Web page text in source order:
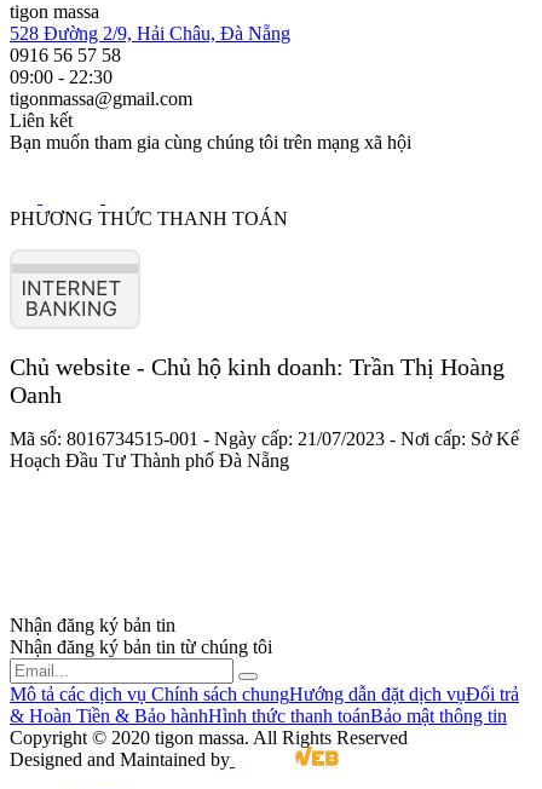
tigon massa
528 Đường 2/9, Hải Châu, Đà Nẵng
0916 56 57 58
09:00 - 22:30
tigonmassa@gmail.com
Liên kết
Bạn muốn tham gia cùng chúng tôi trên mạng xã hội
PHƯƠNG THỨC THANH TOÁN
Chủ website - Chủ hộ kinh doanh: Trần Thị Hoàng
Oanh
Mã số: 8016734515-001 - Ngày cấp: 21/07/2023 - Nơi cấp: Sở Kế
Hoạch Đầu Tư Thành phố Đà Nẵng
Nhận đăng ký bản tin
Nhận đăng ký bản tin từ chúng tôi
Mô tả các dịch vụ Chính sách chungHướng dẫn đặt dịch vụĐổi trả
& Hoàn Tiền & Bảo hànhHình thức thanh toánBảo mật thông tin
Copyright © 2020 tigon massa. All Rights Reserved
Designed and Maintained by